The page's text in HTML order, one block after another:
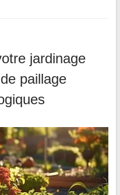
jardinage
paillage